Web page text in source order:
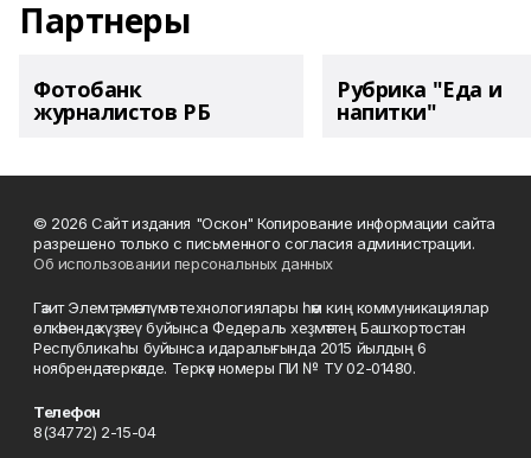
Партнеры
Фотобанк
журналистов РБ
Рубрика "Еда и
напитки"
© 2026 Сайт издания "Оскон" Копирование информации сайта
разрешено только с письменного согласия администрации.
Об использовании персональных данных
Гәзит Элемтә, мәғлүмәт технологиялары һәм киң коммуникациялар
өлкәһендә күҙәтеү буйынса Федераль хеҙмәттең Башҡортостан
Республикаһы буйынса идаралығында 2015 йылдың 6
ноябрендә теркәлде. Теркәү номеры ПИ № ТУ 02-01480.
Телефон
8(34772) 2-15-04